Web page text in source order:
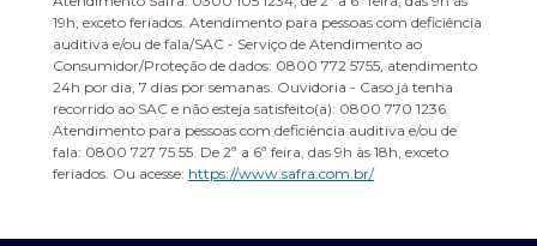
19h, exceto feriados. Atendimento para pessoas com deficiência
auditiva e/ou de fala/SAC - Serviço de Atendimento ao
Consumidor/Proteção de dados: 0800 772 5755, atendimento
24h por dia, 7 dias por semanas. Ouvidoria - Caso já tenha
recorrido ao SAC e não esteja satisfeito(a): 0800 770 1236.
Atendimento para pessoas com deficiência auditiva e/ou de
fala: 0800 727 75 55. De 2ª a 6ª feira, das 9h às 18h, exceto
feriados. Ou acesse: https://www.safra.com.br/